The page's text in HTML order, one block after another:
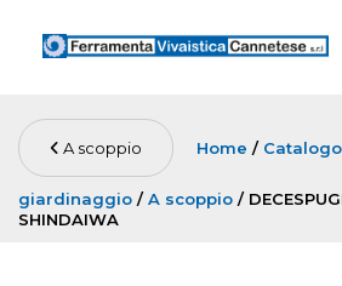
A scoppio Home / Catalogo
giardinaggio /A scoppio /
SHINDAIWA